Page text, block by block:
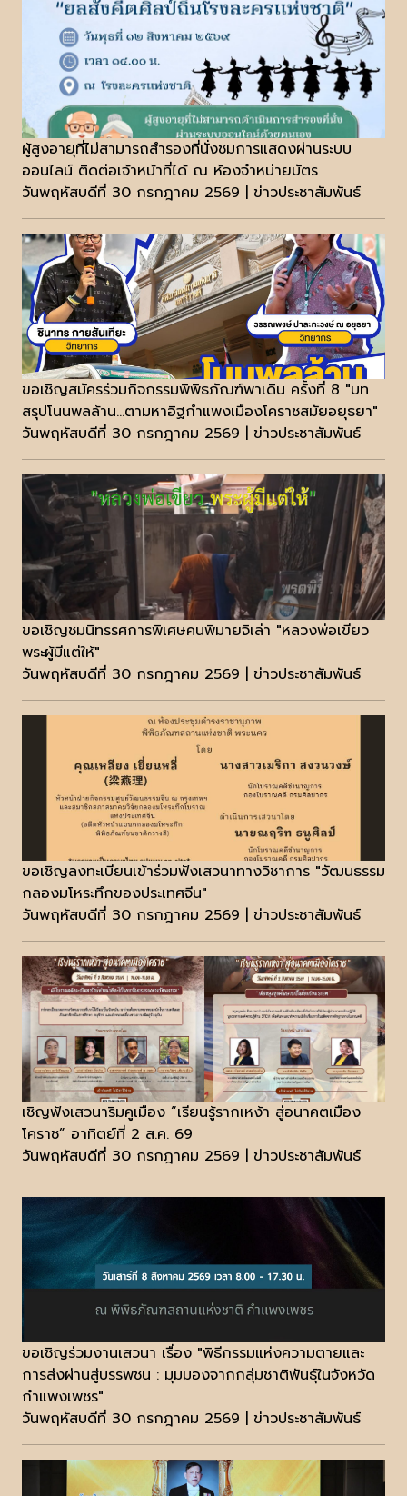
ผู้สูงอายุที่ไม่สามารถสำรองที่นั่งชมการแสดงผ่านระบบ
ออนไลน์ ติดต่อเจ้าหน้าที่ได้ ณ ห้องจำหน่ายบัตร
วันพฤหัสบดีที่ 30 กรกฎาคม 2569 | ข่าวประชาสัมพันธ์
ขอเชิญสมัครร่วมกิจกรรมพิพิธภัณฑ์พาเดิน ครั้งที่ 8 "บท
สรุปโนนพลล้าน...ตามหาอิฐกำแพงเมืองโคราชสมัยอยุธยา"
วันพฤหัสบดีที่ 30 กรกฎาคม 2569 | ข่าวประชาสัมพันธ์
ขอเชิญชมนิทรรศการพิเศษคนพิมายจิเล่า "หลวงพ่อเขียว
พระผู้มีแต่ให้"
วันพฤหัสบดีที่ 30 กรกฎาคม 2569 | ข่าวประชาสัมพันธ์
ขอเชิญลงทะเบียนเข้าร่วมฟังเสวนาทางวิชาการ "วัฒนธรรม
กลองมโหระทึกของประเทศจีน"
วันพฤหัสบดีที่ 30 กรกฎาคม 2569 | ข่าวประชาสัมพันธ์
เชิญฟังเสวนาริมคูเมือง “เรียนรู้รากเหง้า สู่อนาคตเมือง
โคราช” อาทิตย์ที่ 2 ส.ค. 69
วันพฤหัสบดีที่ 30 กรกฎาคม 2569 | ข่าวประชาสัมพันธ์
ขอเชิญร่วมงานเสวนา เรื่อง "พิธีกรรมแห่งความตายและ
การส่งผ่านสู่บรรพชน : มุมมองจากกลุ่มชาติพันธุ์ในจังหวัด
กำแพงเพชร"
วันพฤหัสบดีที่ 30 กรกฎาคม 2569 | ข่าวประชาสัมพันธ์